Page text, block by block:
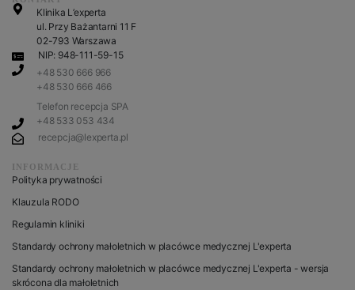
Klinika L’experta
ul. Przy Bażantarni 11 F
02-793 Warszawa
NIP: 948-111-59-15
+48 530 666 966
+48 530 666 466
Telefon recepcja SPA
+48 533 053 434
recepcja@lexperta.pl
INFORMACJE
Polityka prywatności
Klauzula RODO
Regulamin kliniki
Standardy ochrony małoletnich w placówce medycznej L'experta
Standardy ochrony małoletnich w placówce medycznej L'experta - wersja
skrócona dla małoletnich